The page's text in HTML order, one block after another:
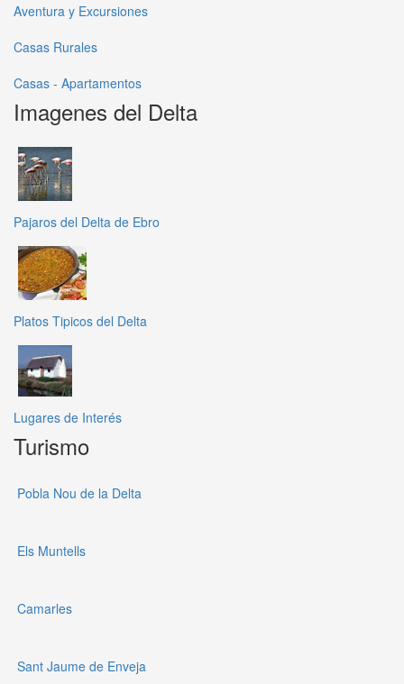
Aventura y Excursiones
Casas Rurales
Casas - Apartamentos
Imagenes del Delta
Pajaros del Delta de Ebro
Platos Tipicos del Delta
Lugares de Interés
Turismo
Pobla Nou de la Delta
Els Muntells
Camarles
Sant Jaume de Enveja